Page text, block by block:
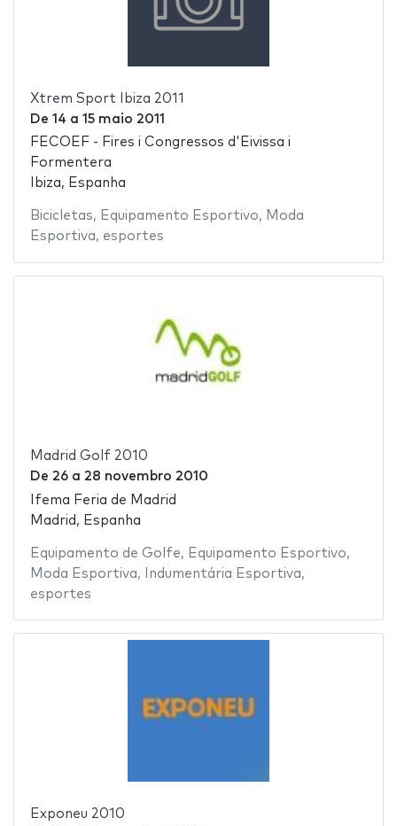
Xtrem Sport Ibiza 2011
De 14 a 15 maio 2011
FECOEF - Fires i Congressos d'Eivissa i
Formentera
Ibiza, Espanha
Bicicletas, Equipamento Esportivo, Moda
Esportiva, esportes
Madrid Golf 2010
De 26a 28 novembro 2010
Ifema Feria de Madrid
Madrid, Espanha
Equipamento de Golfe, Equipamento Esportivo,
Moda Esportiva, Indumentária Esportiva,
esportes
Exponeu 2010